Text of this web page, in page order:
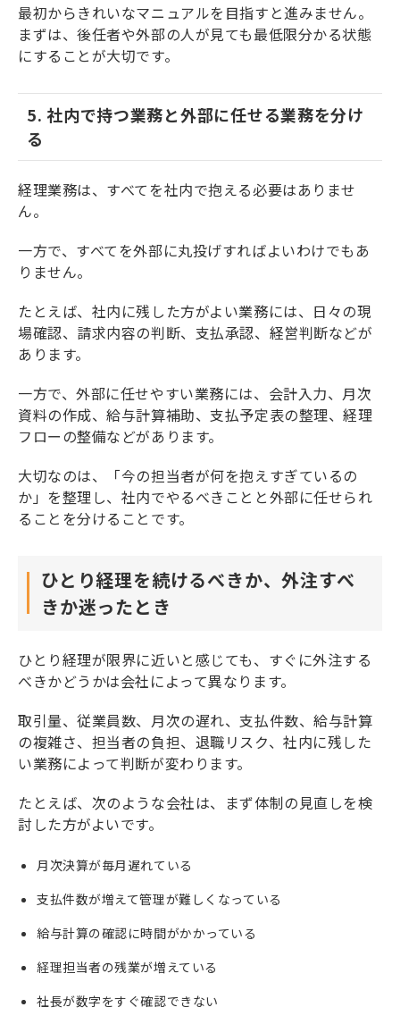
最初からきれいなマニュアルを目指すと進みません。
まずは、後任者や外部の人が見ても最低限分かる状態
にすることが大切です。
5. 社内で持つ業務と外部に任せる業務を分け
る
経理業務は、すべてを社内で抱える必要はありませ
ん。
一方で、すべてを外部に丸投げすればよいわけでもあ
りません。
たとえば、社内に残した方がよい業務には、日々の現
場確認、請求内容の判断、支払承認、経営判断などが
あります。
一方で、外部に任せやすい業務には、会計入力、月次
資料の作成、給与計算補助、支払予定表の整理、経理
フローの整備などがあります。
大切なのは、「今の担当者が何を抱えすぎているの
か」を整理し、社内でやるべきことと外部に任せられ
ることを分けることです。
ひとり経理を続けるべきか、外注すべ
きか迷ったとき
ひとり経理が限界に近いと感じても、すぐに外注する
べきかどうかは会社によって異なります。
取引量、従業員数、月次の遅れ、支払件数、給与計算
の複雑さ、担当者の負担、退職リスク、社内に残した
い業務によって判断が変わります。
たとえば、次のような会社は、まず体制の見直しを検
討した方がよいです。
月次決算が毎月遅れている
支払件数が増えて管理が難しくなっている
給与計算の確認に時間がかかっている
経理担当者の残業が増えている
社長が数字をすぐ確認できない